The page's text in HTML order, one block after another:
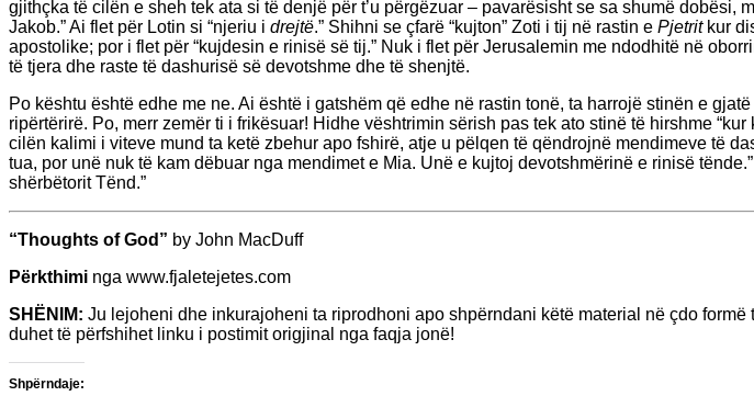
gjithçka të cilën e sheh tek ata si të denjë për t’u përgëzuar – pavarësisht se sa shumë dobësi,
Jakob.” Ai flet për Lotin si “njeriu i drejtë.” Shihni se çfarë “kujton” Zoti i tij në rastin e Pjetritkur
apostolike; por i flet për “kujdesin e rinisë së tij.” Nuk i flet për Jerusalemin me ndodhitë në
të tjera dhe raste të dashurisë së devotshme dhe të shenjtë.
Po kështu është edhe me ne. Ai është i gatshëm që edhe në rastin tonë, ta harrojë stinën e
ripërtërirë. Po, merr zemër ti i frikësuar! Hidhe vështrimin sërish pas tek ato stinë të hirshme
cilën kalimi i viteve mund ta ketë zbehur apo fshirë, atje u pëlqen të qëndrojnë mendimeve të
tua, por unë nuk të kam dëbuar nga mendimet e Mia. Unë e kujtoj devotshmërinë e rinisë
shërbëtorit Tënd.”
“Thoughts of God” by John MacDuff
Përkthimi nga www.fjaletejetes.com
SHËNIM: Ju lejoheni dhe inkurajoheni ta riprodhoni apo shpërndani këtë material në çdo
duhet të përfshihet linku i postimit origjinal nga faqja jonë!
Shpërndaje: